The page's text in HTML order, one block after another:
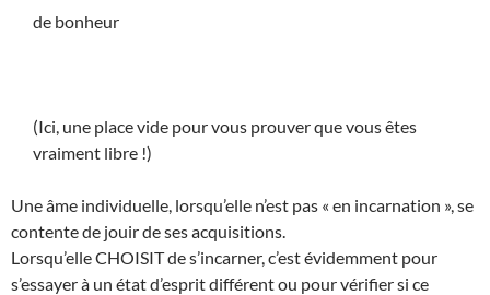
de bonheur
(Ici, une place vide pour vous prouver que vous êtes
vraiment libre !)
Une âme individuelle, lorsqu’elle n’est pas « en incarnation », se
contente de jouir de ses acquisitions.
Lorsqu’elle CHOISIT de s’incarner, c’est évidemment pour
s’essayer à un état d’esprit différent ou pour vérifier si ce